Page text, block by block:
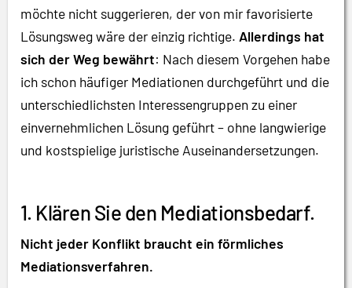
möchte nicht suggerieren, der von mir favorisierte
Lösungsweg wäre der einzig richtige. Allerdings hat
sich der Weg bewährt: Nach diesem Vorgehen habe
ich schon häufiger Mediationen durchgeführt und die
unterschiedlichsten Interessengruppen zu einer
einvernehmlichen Lösung geführt – ohne langwierige
und kostspielige juristische Auseinandersetzungen.
1. Klären Sie den Mediationsbedarf.
Nicht jeder Konflikt braucht ein förmliches
Mediationsverfahren.